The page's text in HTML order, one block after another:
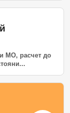
МО, расчет до